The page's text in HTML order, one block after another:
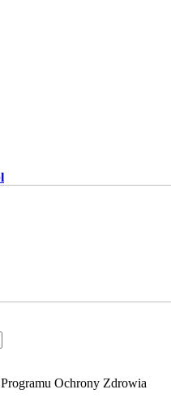
Ochrony Zdrowia